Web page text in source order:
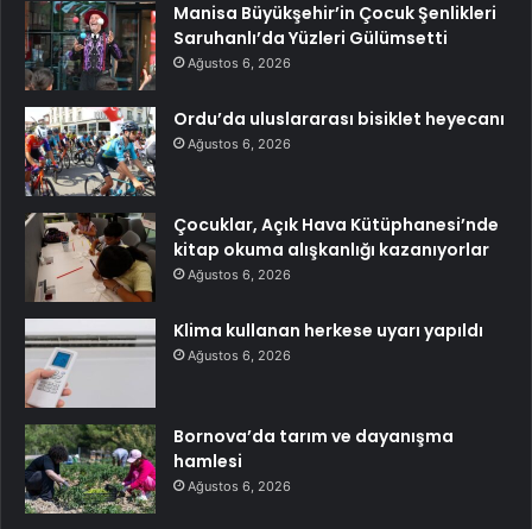
Manisa Büyükşehir’in Çocuk Şenlikleri
Saruhanlı’da Yüzleri Gülümsetti
Ağustos 6, 2026
Ordu’da uluslararası bisiklet heyecanı
Ağustos 6, 2026
Çocuklar, Açık Hava Kütüphanesi’nde
kitap okuma alışkanlığı kazanıyorlar
Ağustos 6, 2026
Klima kullanan herkese uyarı yapıldı
Ağustos 6, 2026
Bornova’da tarım ve dayanışma
hamlesi
Ağustos 6, 2026